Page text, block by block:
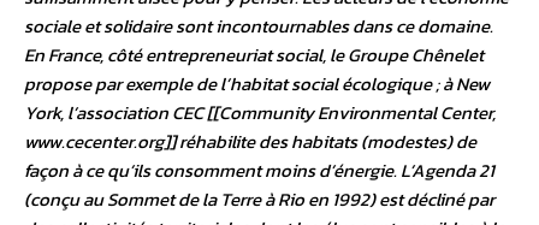
sociale et solidaire sont incontournables dans ce domaine.
En France, côté entrepreneuriat social, le Groupe Chênelet
propose par exemple de l’habitat social écologique ; à New
York, l’association CEC [[Community Environmental Center,
www.cecenter.org]] réhabilite des habitats (modestes) de
façon à ce qu’ils consomment moins d’énergie. L’Agenda 21
(conçu au Sommet de la Terre à Rio en 1992) est décliné par